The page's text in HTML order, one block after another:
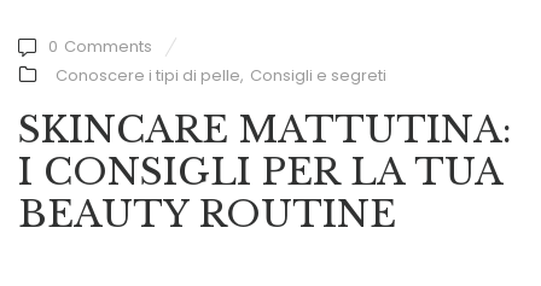
0 Comments
Conoscere i tipi di pelle, Consigli e segreti
SKINCARE MATTUTINA:
I CONSIGLI PER LA TUA
BEAUTY ROUTINE